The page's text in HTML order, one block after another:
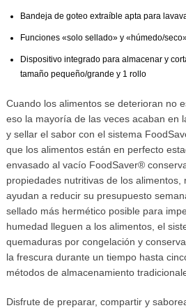
Bandeja de goteo extraíble apta para
Funciones «solo sellado» y «húmedo/
Dispositivo integrado para almacenar y
tamaño pequeño/grande y 1 rollo
Cuando los alimentos se deterioran no
eso la mayoría de las veces acaban en
y sellar el sabor con el sistema
que los alimentos están en perfecto
envasado al vacío FoodSaver®
propiedades nutritivas de los alimentos,
ayudan a reducir su presupuesto
sellado más hermético posible para
humedad lleguen a los alimentos, el
quemaduras por congelación y
la frescura durante un tiempo hasta
métodos de almacenamiento
Disfrute de preparar, compartir y